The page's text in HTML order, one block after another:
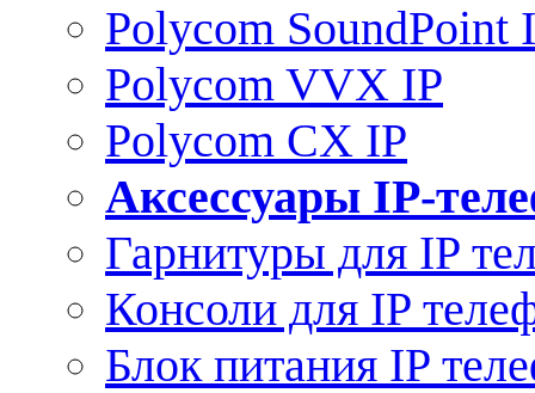
Polycom SoundPoint
Polycom VVX IP
Polycom CX IP
Аксессуары IP-
Гарнитуры для IP
Консоли для IP
Блок питания IP